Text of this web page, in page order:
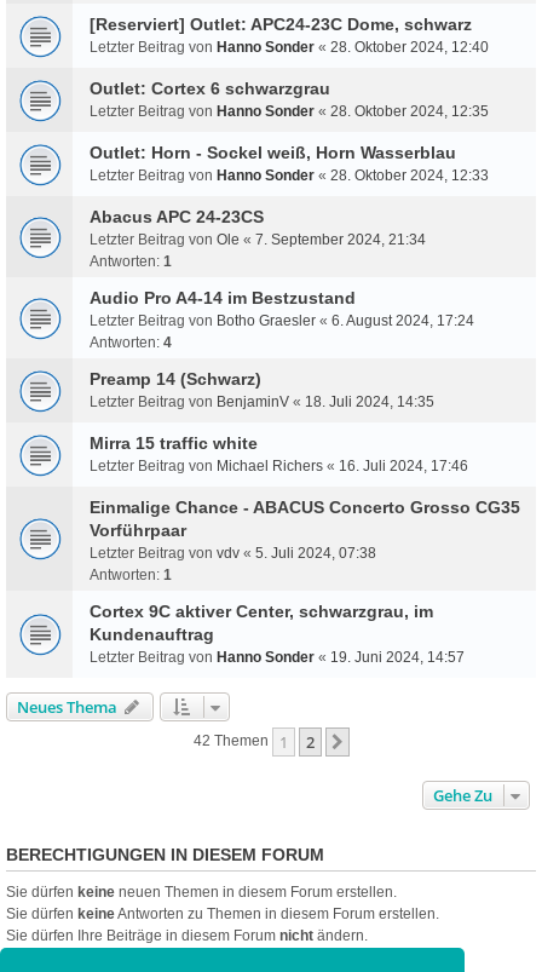
[Reserviert] Outlet: APC24-23C Dome, schwarz
Letzter Beitrag von Hanno Sonder « 28. Oktober 2024, 12:40
Outlet: Cortex 6 schwarzgrau
Letzter Beitrag von Hanno Sonder « 28. Oktober 2024, 12:35
Outlet: Horn - Sockel weiß, Horn Wasserblau
Letzter Beitrag von Hanno Sonder « 28. Oktober 2024, 12:33
Abacus APC 24-23CS
Letzter Beitrag von Ole « 7. September 2024, 21:34
Antworten: 1
Audio Pro A4-14 im Bestzustand
Letzter Beitrag von Botho Graesler « 6. August 2024, 17:24
Antworten: 4
Preamp 14 (Schwarz)
Letzter Beitrag von BenjaminV « 18. Juli 2024, 14:35
Mirra 15 traffic white
Letzter Beitrag von Michael Richers « 16. Juli 2024, 17:46
Einmalige Chance - ABACUS Concerto Grosso CG35
Vorführpaar
Letzter Beitrag von vdv « 5. Juli 2024, 07:38
Antworten: 1
Cortex 9C aktiver Center, schwarzgrau, im
Kundenauftrag
Letzter Beitrag von Hanno Sonder « 19. Juni 2024, 14:57
Neues Thema
42 Themen 1 2
Gehe Zu
BERECHTIGUNGEN IN DIESEM FORUM
Sie dürfen keine neuen Themen in diesem Forum erstellen.
Sie dürfen keineAntworten zu Themen in diesem Forum erstellen.
Sie dürfen Ihre Beiträge in diesem Forum nicht ändern.